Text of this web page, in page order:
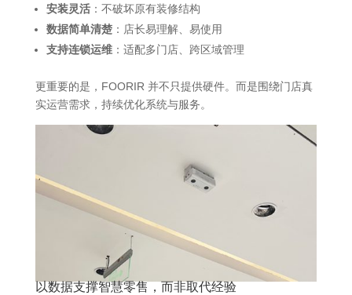
安装灵活：不破坏原有装修结构
数据简单清楚：店长易理解、易使用
支持连锁运维：适配多门店、跨区域管理
更重要的是，FOORIR 并不只提供硬件。而是围绕门店真
实运营需求，持续优化系统与服务。
以数据支撑智慧零售，而非取代经验